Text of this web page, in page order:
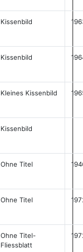
Kissenbild
Kissenbild
Kleines Kissenbild
Kissenbild
Ohne Titel
Ohne Titel
Ohne Titel-
Fliessblatt